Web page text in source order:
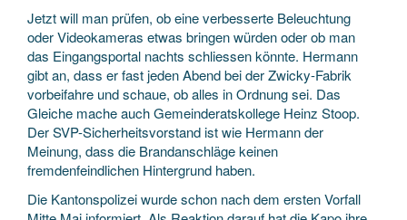
Jetzt will man prüfen, ob eine verbesserte Beleuchtung
oder Videokameras etwas bringen würden oder ob man
das Eingangsportal nachts schliessen könnte. Hermann
gibt an, dass er fast jeden Abend bei der Zwicky-Fabrik
vorbeifahre und schaue, ob alles in Ordnung sei. Das
Gleiche mache auch Gemeinderatskollege Heinz Stoop.
Der SVP-Sicherheitsvorstand ist wie Hermann der
Meinung, dass die Brandanschläge keinen
fremdenfeindlichen Hintergrund haben.
Die Kantonspolizei wurde schon nach dem ersten Vorfall